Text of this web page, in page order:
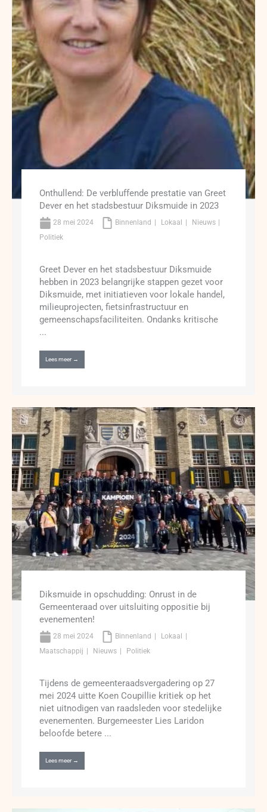
Onthullend: De verbluffende prestatie van Greet
Dever en het stadsbestuur Diksmuide in 2023
28 mei 2024 Binnenland Lokaal
Nieuws
Politiek
Greet Dever en het stadsbestuur Diksmuide
hebben in 2023 belangrijke stappen gezet voor
Diksmuide, met initiatieven voor lokale handel,
milieuprojecten, fietsinfrastructuur en
gemeenschapsfaciliteiten. Ondanks kritische
...
Lees meer →
Diksmuide in opschudding: Onrust in de
Gemeenteraad over uitsluiting oppositie bij
evenementen!
28 mei 2024 Binnenland
Lokaal
Maatschappij
Nieuws Politiek
Tijdens de gemeenteraadsvergadering op 27
mei 2024 uitte Koen Coupillie kritiek op het
niet uitnodigen van raadsleden voor stedelijke
evenementen. Burgemeester Lies Laridon
beloofde betere ...
Lees meer →